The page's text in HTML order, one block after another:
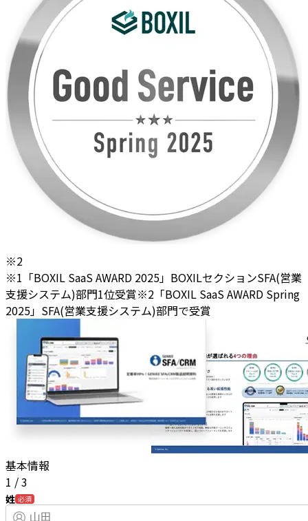
※2
※1「BOXIL SaaS AWARD 2025」BOXILセクションSFA(営業
支援システム)部門1位受賞※2「BOXIL SaaS AWARD Spring
2025」SFA(営業支援システム)部門で受賞
基本情報
1 /3
姓 必須